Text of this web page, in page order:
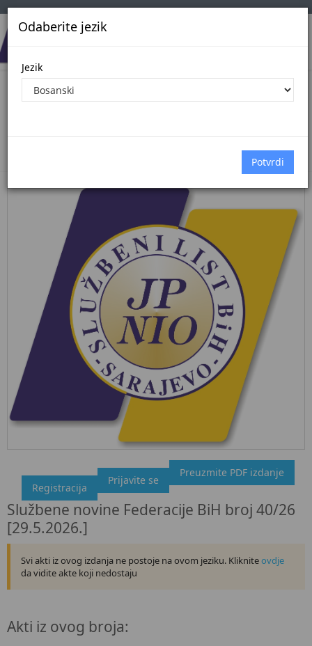
Odaberite jezik
Jezik
Pregled Dokumenata| Broj 40/26
"Službeni glasnik BiH", broj 40/26 29.5.2026.
Ovdje možete preuzeti dokument, kao i obaviti kratki uvid u
sadržaj dokumenta.
Preuzmite PDF izdanje
Prijavite se
Registracija
Službene novine Federacije BiH broj 40/26
[29.5.2026.]
Svi akti iz ovog izdanja ne postoje na ovom jeziku. Klikniteovdje
da vidite akte koji nedostaju
Akti iz ovog broja: